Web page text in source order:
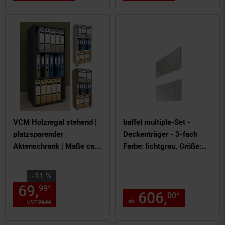
VCM Holzregal stehend |
platzsparender
Aktenschrank | Maße ca.
| Elegantes Regal |
Büroregal – Ulas 3f
-11 %
Sie Sparen 11 Prozent,
UVP78,90
69,99* Aktueller Preis: 69,99
baffel multiple-Set -
Deckenträger - 3-fach
Farbe: lichtgrau, Größe:
ab 606,00*